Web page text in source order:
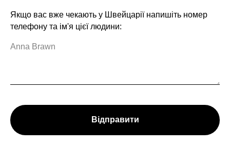
Якщо вас вже чекають у Швейцарії напишіть номер
телефону та ім'я цієї людини:
Відправити